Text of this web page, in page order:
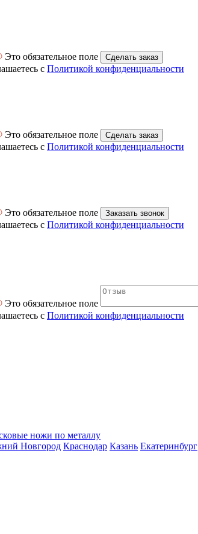
Это обязательное поле Сделать заказ
с Политикой конфиденциальности
Это обязательное поле Сделать заказ
с Политикой конфиденциальности
Это обязательное поле Заказать звонок
с Политикой конфиденциальности
Это обязательное поле
с Политикой конфиденциальности
ножи по металлу
Новгород Краснодар Казань Екатеринбург